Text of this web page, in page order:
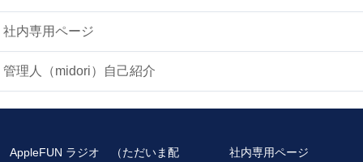
社内専用ページ
管理人（midori）自己紹介
AppleFUN ラジオ （ただいま配 社内専用ページ